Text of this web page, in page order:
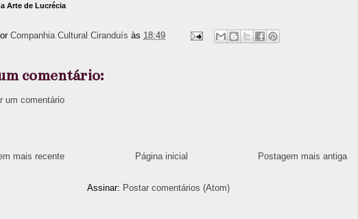
Arte de Lucrécia
Companhia Cultural Ciranduís às 18:49
comentário:
um comentário
mais recente Postagem mais antiga
Página inicial
Assinar: Postar comentários (Atom)